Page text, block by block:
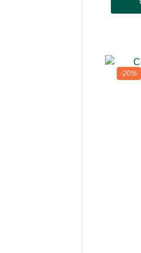
-20%